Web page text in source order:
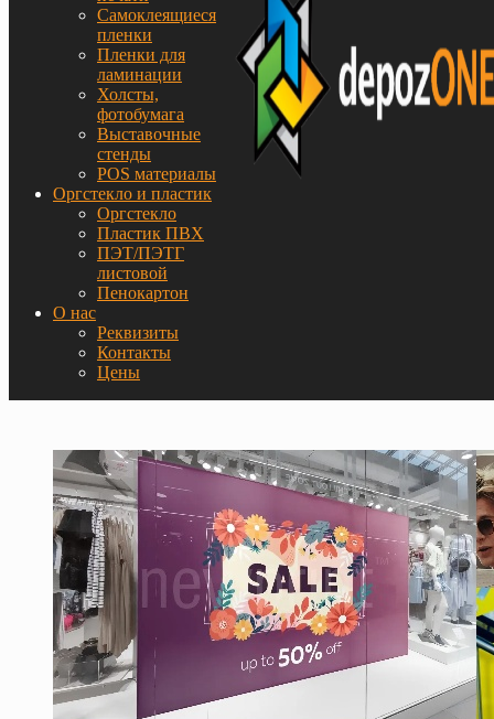
Самоклеящиеся
пленки
Пленки для
ламинации
Холсты,
фотобумага
Выставочные
стенды
POS материалы
Оргстекло и пластик
Оргстекло
Пластик ПВХ
ПЭТ/ПЭТГ
листовой
Пенокартон
О нас
Реквизиты
Контакты
Цены